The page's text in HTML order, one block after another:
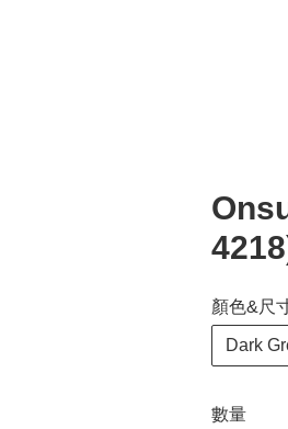
顏色&尺
Dark
數量